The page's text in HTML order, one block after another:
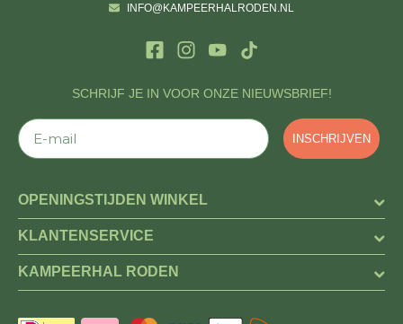
SCHRIJF JE IN VOOR ONZE NIEUWSBRIEF!
E-mail
INSCHRIJVEN
INFO@KAMPEERHALRODEN.NL
OPENINGSTIJDEN WINKEL
KLANTENSERVICE
KAMPEERHAL RODEN